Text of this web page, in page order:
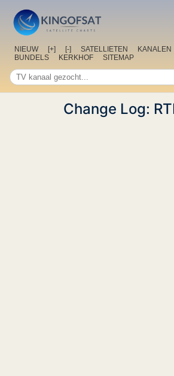
NIEUW [+] [-] SATELLIETEN KANALEN
BUNDELS
KERKHOF SITEMAP
Change Log: